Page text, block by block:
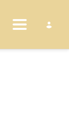
Toggle